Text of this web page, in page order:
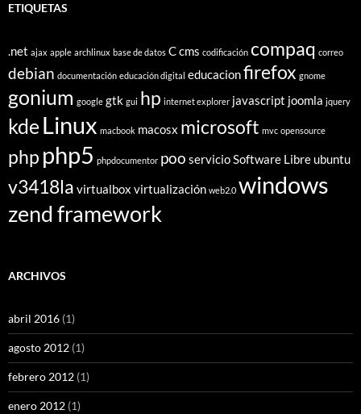
ETIQUETAS
.net ajax apple archlinux base de datos Ccms codificación compaq correo
debian documentación educación digital educacionfirefox gnome
gonium google gtk gui hp internet explorer javascript joomla jquery
kde Linux macbook macosx microsoft mvc opensource
php php5 phpdocumentor poo servicioSoftware Libre ubuntu
v3418la virtualbox virtualización web2.0 windows
zend framework
ARCHIVOS
abril 2016 (1)
agosto 2012 (1)
febrero 2012 (1)
enero 2012 (1)